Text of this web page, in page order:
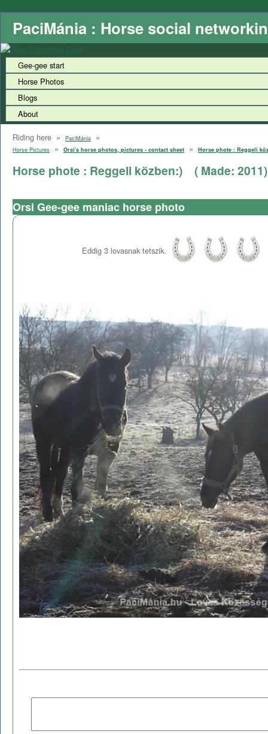
PaciMánia : Horse social
Gee-gee start
Horse Photos
Blogs
About
Riding here » PaciMánia »
Horse Pictures » Orsi's horse photos, pictures - contact sheet » Horse phote : Reggeli
Horse phote : Reggeli közben:) ( Made: 2011)
Orsi Gee-gee maniac horse photo
Eddig 3 lovasnak tetszik.